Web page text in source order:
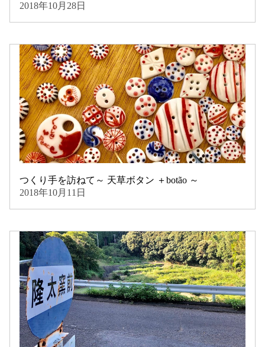
2018年10月28日
つくり手を訪ねて～ 天草ボタン ＋botão ～
2018年10月11日